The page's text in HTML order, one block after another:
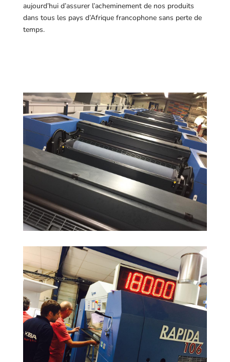
aujourd’hui d’assurer l’acheminement de nos produits
dans tous les pays d’Afrique francophone sans perte de
temps.